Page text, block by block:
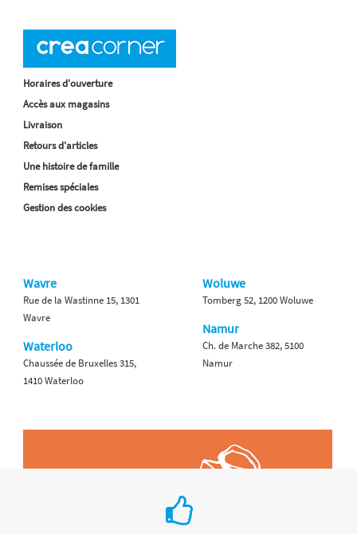
Horaires d'ouverture
Accès aux magasins
Livraison
Retours d'articles
Une histoire de famille
Remises spéciales
Gestion des cookies
Wavre
Rue de la Wastinne 15, 1301
Wavre
Waterloo
Chaussée de Bruxelles 315,
1410 Waterloo
Woluwe
Tomberg 52, 1200 Woluwe
Namur
Ch. de Marche 382, 5100
Namur